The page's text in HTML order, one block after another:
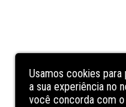
Usamos cookies
a sua experiência no
você concorda com o